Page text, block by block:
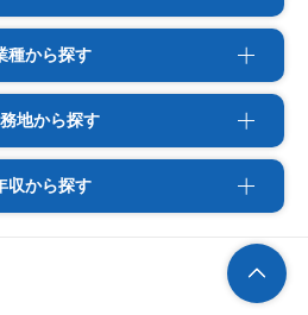
種から探す
地から探す
収から探す